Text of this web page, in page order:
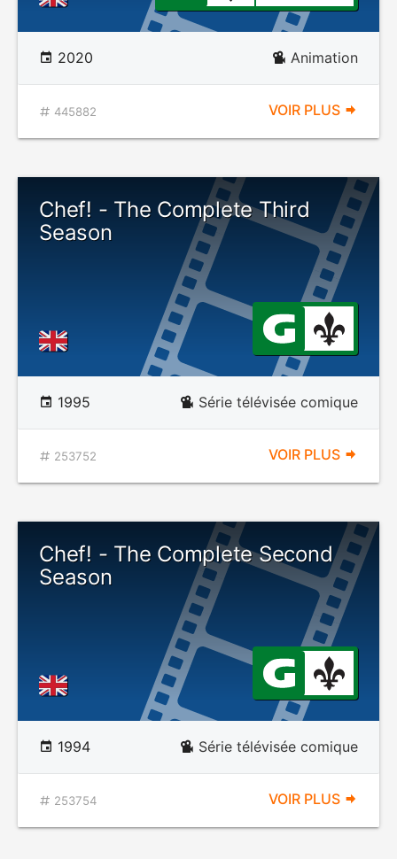
2020 Animation
445882 VOIR PLUS
Chef! - The Complete Third
Season
1995 Série télévisée comique
253752 VOIR PLUS
Chef! - The Complete Second
Season
1994 Série télévisée comique
253754 VOIR PLUS